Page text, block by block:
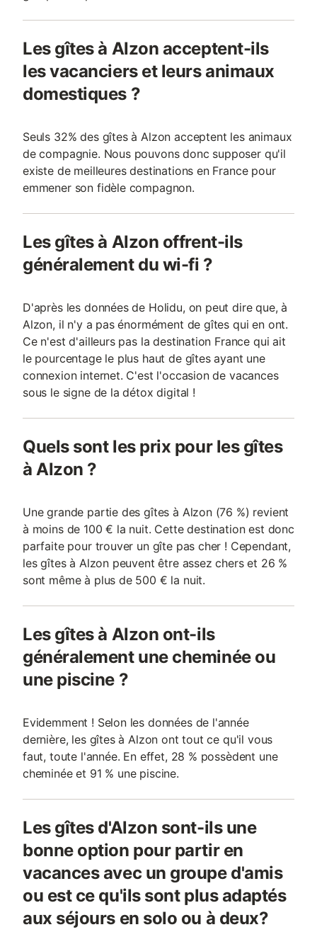
Les gîtes à Alzon acceptent-ils
les vacanciers et leurs animaux
domestiques ?
Seuls 32% des gîtes à Alzon acceptent les animaux
de compagnie. Nous pouvons donc supposer qu'il
existe de meilleures destinations en France pour
emmener son fidèle compagnon.
Les gîtes à Alzon offrent-ils
généralement du wi-fi ?
D'après les données de Holidu, on peut dire que, à
Alzon, il n'y a pas énormément de gîtes qui en ont.
Ce n'est d'ailleurs pas la destination France qui ait
le pourcentage le plus haut de gîtes ayant une
connexion internet. C'est l'occasion de vacances
sous le signe de la détox digital !
Quels sont les prix pour les gîtes
à Alzon ?
Une grande partie des gîtes à Alzon (76 %) revient
à moins de 100 € la nuit. Cette destination est donc
parfaite pour trouver un gîte pas cher ! Cependant,
les gîtes à Alzon peuvent être assez chers et 26 %
sont même à plus de 500 € la nuit.
Les gîtes à Alzon ont-ils
généralement une cheminée ou
une piscine ?
Evidemment ! Selon les données de l'année
dernière, les gîtes à Alzon ont tout ce qu'il vous
faut, toute l'année. En effet, 28 % possèdent une
cheminée et 91 % une piscine.
Les gîtes d'Alzon sont-ils une
bonne option pour partir en
vacances avec un groupe d'amis
ou est ce qu'ils sont plus adaptés
aux séjours en solo ou à deux?